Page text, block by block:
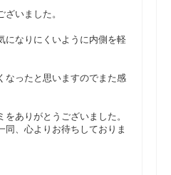
いました。
になりにくいように内側を軽
なったと思いますのでまた感
ありがとうございました。
同、心よりお待ちしておりま